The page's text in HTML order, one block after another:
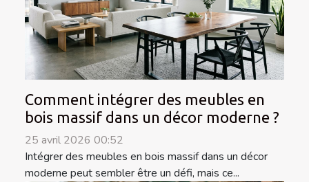
Comment intégrer des meubles en
bois massif dans un décor moderne ?
25 avril 2026 00:52
Intégrer des meubles en bois massif dans un décor
moderne peut sembler être un défi, mais ce...